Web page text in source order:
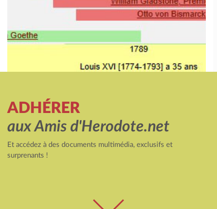
ADHÉRER
aux Amis d'Herodote.net
Et accédez à des documents multimédia, exclusifs et
surprenants !